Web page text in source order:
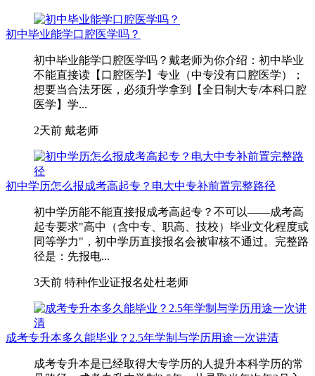
初中毕业能学口腔医学吗？
初中毕业能学口腔医学吗？戴老师为你介绍：初中毕业
不能直接读【口腔医学】专业（中专没有口腔医学）；
想要当合法牙医，必须升学拿到【全日制大专/本科口腔
医学】学...
2天前 戴老师
初中学历怎么报成考高起专？电大中专补前置完整路径
初中学历能不能直接报成考高起专？不可以——成考高
起专要求"高中（含中专、职高、技校）毕业文化程度或
同等学力"，初中学历直接报名会被审核不通过。完整路
径是：先报电...
3天前 特种作业证报名处杜老师
成考专升本多久能毕业？2.5年学制与学历用途一次讲清
成考专升本是已经取得大专学历的人提升本科学历的常